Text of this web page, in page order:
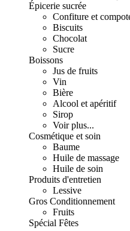
Épicerie sucrée
Confiture et
Biscuits
Chocolat
Sucre
Boissons
Jus de fruits
Vin
Bière
Alcool et apéritif
Sirop
Voir plus...
Cosmétique et soin
Baume
Huile de massage
Huile de soin
Produits d'entretien
Lessive
Gros Conditionnement
Fruits
Spécial Fêtes